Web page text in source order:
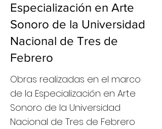
Especialización en Arte
Sonoro de la Universidad
Nacional de Tres de
Febrero
Obras realizadas en el marco
de la Especialización en Arte
Sonoro de la Universidad
Nacional de Tres de Febrero